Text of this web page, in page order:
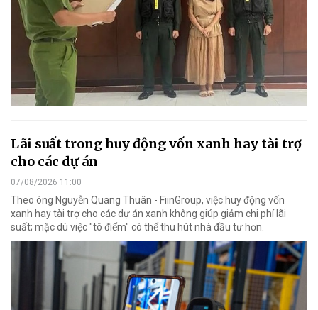
Lãi suất trong huy động vốn xanh hay tài trợ
cho các dự án
07/08/2026 11:00
Theo ông Nguyễn Quang Thuân - FiinGroup, việc huy động vốn
xanh hay tài trợ cho các dự án xanh không giúp giảm chi phí lãi
suất; mặc dù việc "tô điểm" có thể thu hút nhà đầu tư hơn.